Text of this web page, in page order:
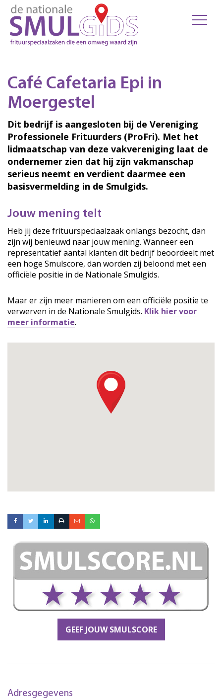
Café Cafetaria Epi in
Moergestel
Dit bedrijf is aangesloten bij de Vereniging
Professionele Frituurders (ProFri). Met het
lidmaatschap van deze vakvereniging laat de
ondernemer zien dat hij zijn vakmanschap
serieus neemt en verdient daarmee een
basisvermelding in de Smulgids.
Jouw mening telt
Heb jij deze frituurspeciaalzaak onlangs bezocht, dan
zijn wij benieuwd naar jouw mening. Wanneer een
representatief aantal klanten dit bedrijf beoordeelt met
een hoge Smulscore, dan worden zij beloond met een
officiële positie in de Nationale Smulgids.
Maar er zijn meer manieren om een officiële positie te
verwerven in de Nationale Smulgids. Klik hier voor
meer informatie.
GEEF JOUW SMULSCORE
Adresgegevens